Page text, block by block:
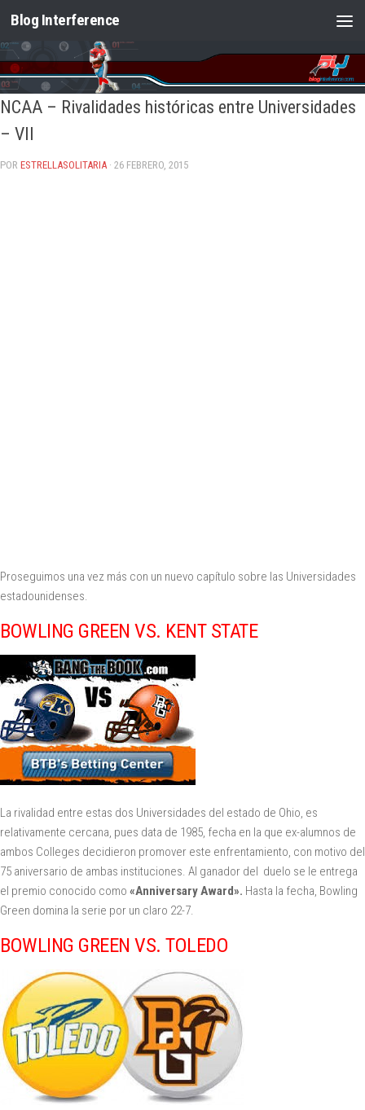
Saltar al contenido
Blog Interference
NCAA – Rivalidades históricas entre Universidades
– VII
POR ESTRELLASOLITARIA · 26 FEBRERO, 2015
Proseguimos una vez más con un nuevo capítulo sobre las Universidades
estadounidenses.
BOWLING GREEN VS. KENT STATE
La rivalidad entre estas dos Universidades del estado de Ohio, es
relativamente cercana, pues data de 1985, fecha en la que ex-alumnos de
ambos Colleges decidieron promover este enfrentamiento, con motivo del
75 aniversario de ambas instituciones. Al ganador del duelo se le entrega
el premio conocido como «Anniversary Award». Hasta la fecha, Bowling
Green domina la serie por un claro 22-7.
BOWLING GREEN VS. TOLEDO